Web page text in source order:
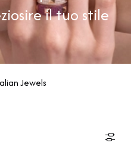
il tuo stile
Jewels